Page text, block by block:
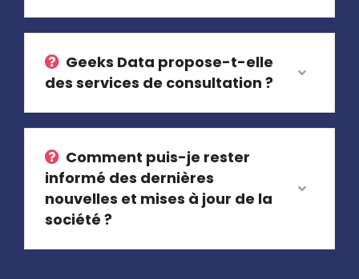
Geeks Data propose-t-elle
des services de consultation ?
Comment puis-je rester
informé des dernières
nouvelles et mises à jour de la
société ?